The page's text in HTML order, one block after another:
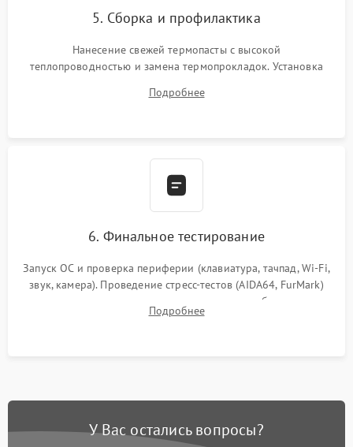
5. Сборка и профилактика
Нанесение свежей термопасты с высокой
теплопроводностью и замена термопрокладок. Установка
шлейфов, модулей памяти и накопителей. Предварительная
Подробнее
6. Финальное тестирование
Запуск ОС и проверка периферии (клавиатура, тачпад, Wi-Fi,
звук, камера). Проведение стресс-тестов (AIDA64, FurMark)
для контроля температурного режима и стабильности
системы под пиковой нагрузкой.
Подробнее
У Вас остались вопросы?